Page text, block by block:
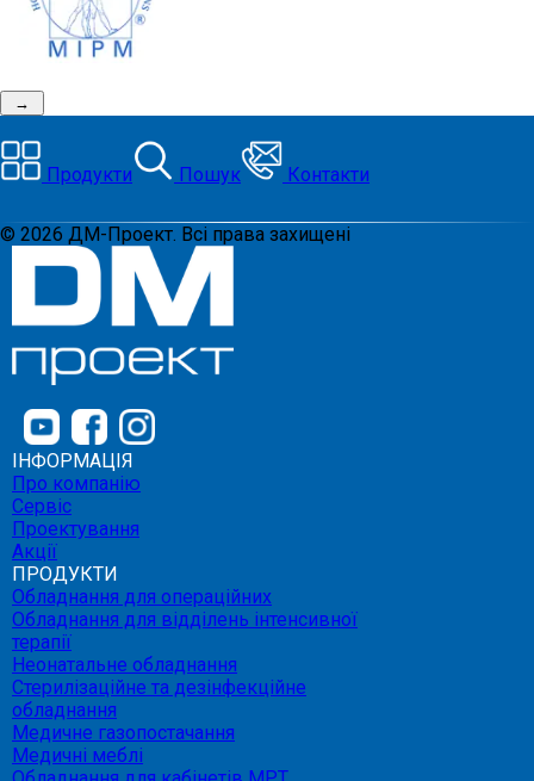
→
Продукти Пошук Контакти
© 2026 ДМ-Проект. Всі права захищені
ІНФОРМАЦІЯ
Про компанію
Сервіс
Проектування
Акції
ПРОДУКТИ
Обладнання для операційних
Обладнання для відділень інтенсивної
терапії
Неонатальне обладнання
Стерилізаційне та дезінфекційне
обладнання
Медичне газопостачання
Медичні меблі